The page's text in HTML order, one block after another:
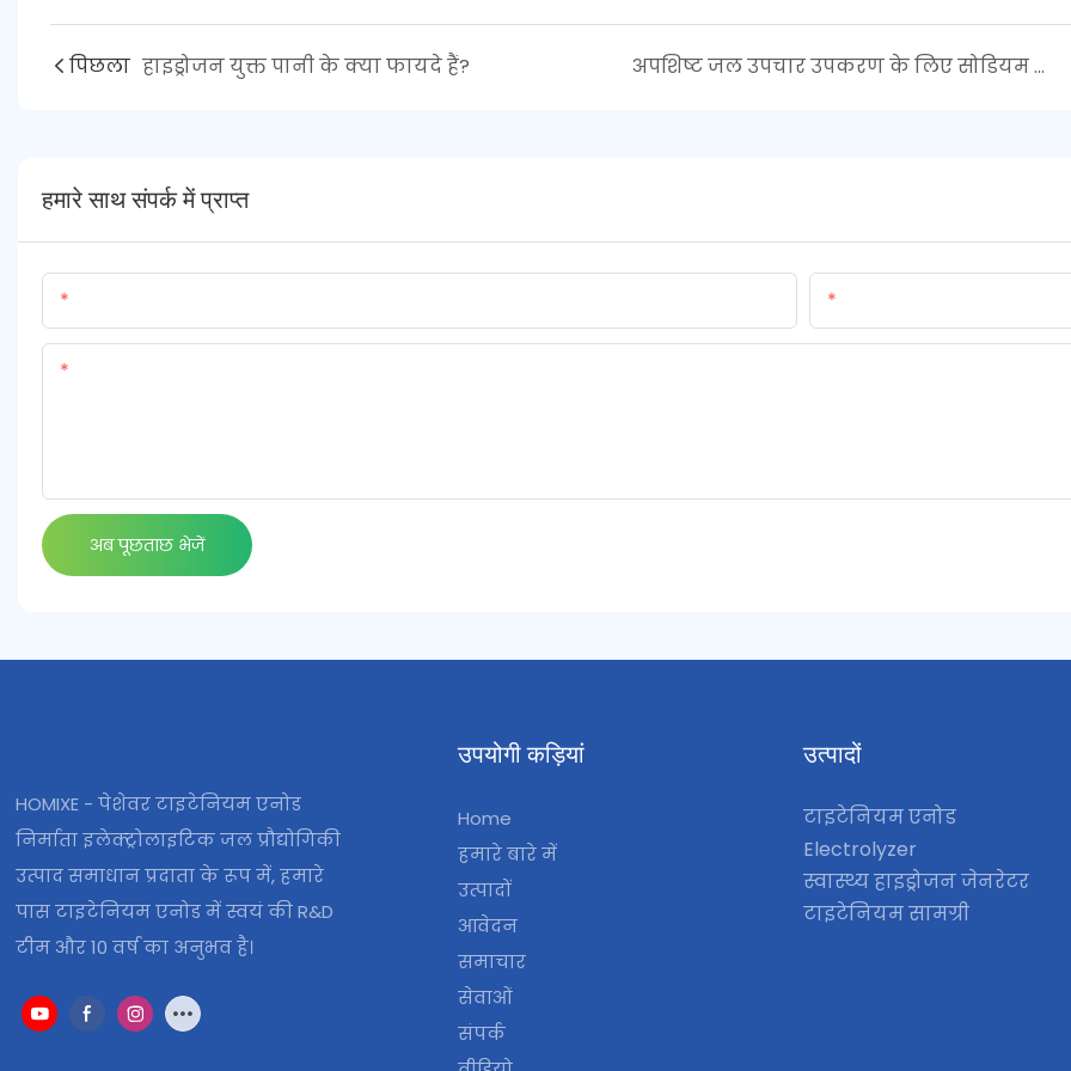
पिछला हाइड्रोजन युक्त पानी के क्या फायदे हैं? अपशिष्ट जल उपचार उपकरण के लिए सोडियम हाइपोक्लोराइट जनरेटर का उपयोग करने के क्या फायदे हैं?
हमारे साथ संपर्क में प्राप्त
अब पूछताछ भेजें
HOMIXE - पेशेवर टाइटेनियम एनोड
निर्माता इलेक्ट्रोलाइटिक जल प्रौद्योगिकी
उत्पाद समाधान प्रदाता के रूप में, हमारे
पास टाइटेनियम एनोड में स्वयं की R&D
टीम और 10 वर्ष का अनुभव है।
उपयोगी कड़ियां
Home
हमारे बारे में
उत्पादों
आवेदन
समाचार
सेवाओं
संपर्क
उत्पादों
टाइटेनियम एनोड
Electrolyzer
स्वास्थ्य हाइड्रोजन जेनरेटर
टाइटेनियम सामग्री